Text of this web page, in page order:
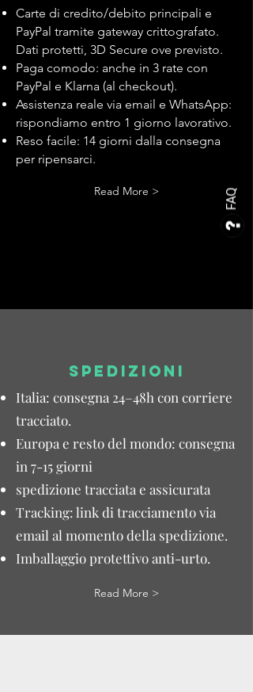
FAQ
Carte di credito/debito principali e
PayPal tramite gateway crittografato.
Dati protetti, 3D Secure ove previsto.
Paga comodo: anche in 3 rate con
PayPal e Klarna (al checkout).
Assistenza reale via email e WhatsApp:
rispondiamo entro 1 giorno lavorativo.
Reso facile: 14 giorni dalla consegna
per ripensarci.
Read More >
SPEDIZIONI
Italia: consegna 24–48h con corriere
tracciato.
Europa e resto del mondo: consegna
in 7-15 giorni
spedizione tracciata e assicurata
Tracking: link di tracciamento via
email al momento della spedizione.
Imballaggio protettivo anti-urto.
Read More >